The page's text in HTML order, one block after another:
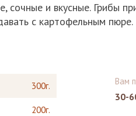
сочные и вкусные. Грибы
с картофельным пюре.
300г.
200г.
Вам
30-